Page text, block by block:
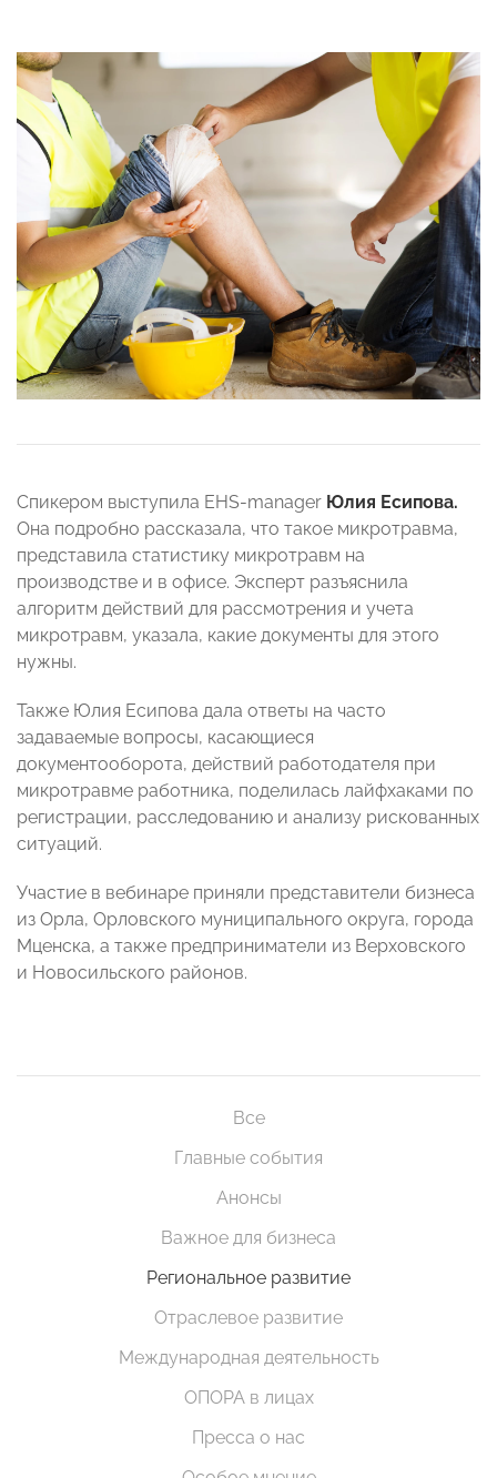
Спикером выступила EHS-manager Юлия Есипова.
Она подробно рассказала, что такое микротравма,
представила статистику микротравм на
производстве и в офисе. Эксперт разъяснила
алгоритм действий для рассмотрения и учета
микротравм, указала, какие документы для этого
нужны.
Также Юлия Есипова дала ответы на часто
задаваемые вопросы, касающиеся
документооборота, действий работодателя при
микротравме работника, поделилась лайфхаками по
регистрации, расследованию и анализу рискованных
ситуаций.
Участие в вебинаре приняли представители бизнеса
из Орла, Орловского муниципального округа, города
Мценска, а также предприниматели из Верховского
и Новосильского районов.
Все
Главные события
Анонсы
Важное для бизнеса
Региональное развитие
Отраслевое развитие
Международная деятельность
ОПОРА в лицах
Пресса о нас